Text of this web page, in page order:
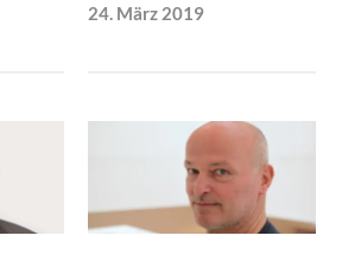
24. März 2019